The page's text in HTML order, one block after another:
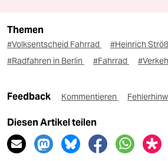
Themen
#Volksentscheid Fahrrad
#Heinrich
#Radfahren in Berlin
#Fahrrad
Feedback Kommentieren
Diesen Artikel teilen